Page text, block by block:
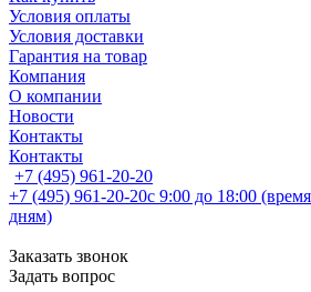
Условия оплаты
Условия доставки
Гарантия на товар
Компания
О компании
Новости
Контакты
Контакты
+7 (495) 961-20-20
+7 (495) 961-20-20с 9:00 до 18:00
дням)
Заказать звонок
Задать вопрос